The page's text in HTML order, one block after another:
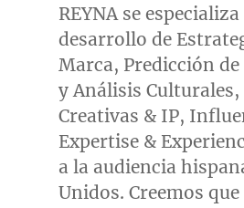
REYNA se
desarrollo de
Marca, Predicción de
y Análisis Culturales,
Creativas & IP,
Expertise &
a la audiencia
Unidos. Creemos que